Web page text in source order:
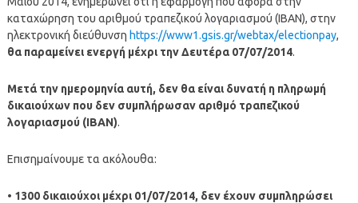
καταχώρηση του αριθμού τραπεζικού λογαριασμού (ΙΒΑΝ), στην
ηλεκτρονική διεύθυνση https://www1.gsis.gr/webtax/electionpay,
θα παραμείνει ενεργή μέχρι την Δευτέρα 07/07/2014.
Μετά την ημερομηνία αυτή, δεν θα είναι δυνατή η πληρωμή
δικαιούχων που δεν συμπλήρωσαν αριθμό τραπεζικού
λογαριασμού (ΙΒΑΝ).
Επισημαίνουμε τα ακόλουθα:
• 1300 δικαιούχοι μέχρι 01/07/2014, δεν έχουν συμπληρώσει